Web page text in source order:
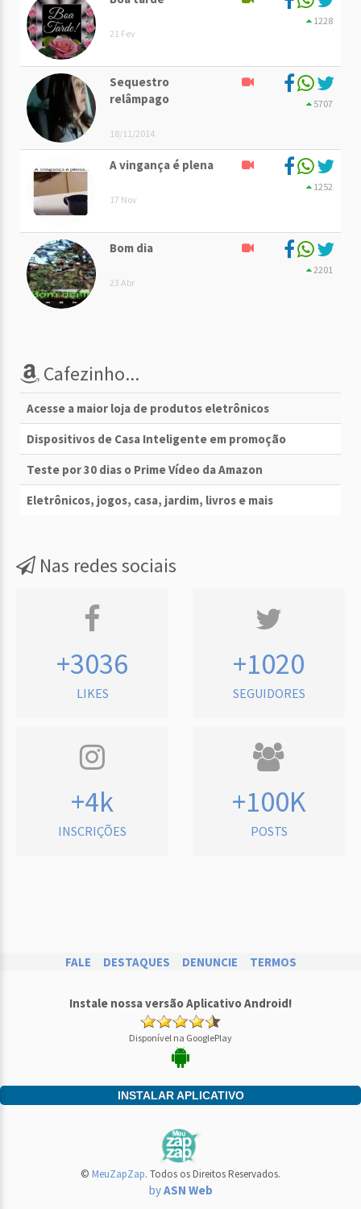
21 Fev
1228
Sequestro
relâmpago
18/11/2014
5707
A vingança é plena
17 Nov
1252
Bom dia
23 Abr
2201
Cafezinho...
Acesse a maior loja de produtos eletrônicos
Dispositivos de Casa Inteligente em promoção
Teste por 30 dias o Prime Vídeo da Amazon
Eletrônicos, jogos, casa, jardim, livros e mais
Nas redes sociais
+3036
LIKES
+1020
SEGUIDORES
+4k
INSCRIÇÕES
+100K
POSTS
FALE DESTAQUES DENUNCIE TERMOS
Instale nossa versão Aplicativo Android!
Disponível na GooglePlay
INSTALAR APLICATIVO
© MeuZapZap. Todos os Direitos Reservados.
byASN Web